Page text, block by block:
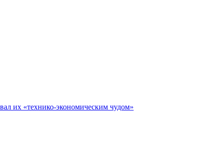
их «технико-экономическим чудом»